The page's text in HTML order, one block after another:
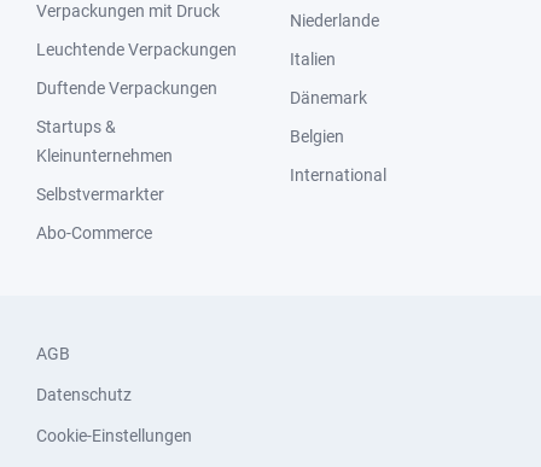
Verpackungen mit Druck
Leuchtende Verpackungen
Duftende Verpackungen
Startups &
Kleinunternehmen
Selbstvermarkter
Abo-Commerce
Niederlande
Italien
Dänemark
Belgien
International
AGB
Datenschutz
Cookie-Einstellungen